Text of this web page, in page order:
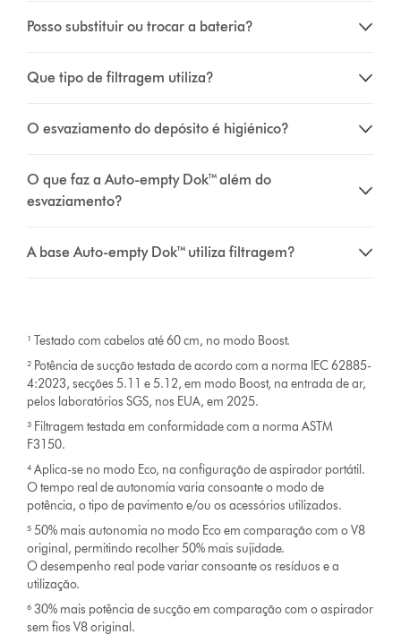
Posso substituir ou trocar a bateria?
Que tipo de filtragem utiliza?
O esvaziamento do depósito é higiénico?
O que faz a Auto-empty Dok™ além do
esvaziamento?
A base Auto-empty Dok™ utiliza filtragem?
¹ Testado com cabelos até 60 cm, no modo Boost.
² Potência de sucção testada de acordo com a norma IEC 62885-
4:2023, secções 5.11 e 5.12, em modo Boost, na entrada de ar,
pelos laboratórios SGS, nos EUA, em 2025.
³ Filtragem testada em conformidade com a norma ASTM
F3150.
⁴ Aplica-se no modo Eco, na configuração de aspirador portátil.
O tempo real de autonomia varia consoante o modo de
potência, o tipo de pavimento e/ou os acessórios utilizados.
⁵ 50% mais autonomia no modo Eco em comparação com o V8
original, permitindo recolher 50% mais sujidade.
O desempenho real pode variar consoante os resíduos e a
utilização.
⁶ 30% mais potência de sucção em comparação com o aspirador
sem fios V8 original.